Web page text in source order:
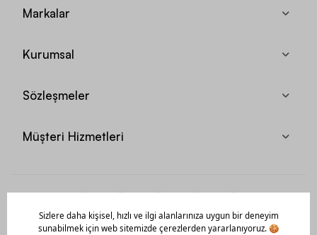
Markalar
Kurumsal
Sözleşmeler
Müşteri Hizmetleri